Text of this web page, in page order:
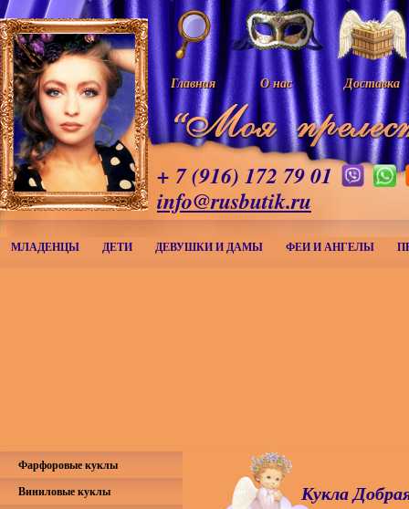
Главная О нас Доставка
+ 7 (916) 172 79 01
info@rusbutik.ru
МЛАДЕНЦЫ ДЕТИ ДЕВУШКИ И ДАМЫ ФЕИ И АНГЕЛЫ
Кукла
Фарфоровые куклы
Виниловые куклы